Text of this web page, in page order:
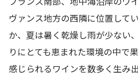
ヴァンス地方の西隣に位置して
か、夏は暑く乾燥し雨が少ない
りにとても恵まれた環境の中で
感じられるワインを数多く生み